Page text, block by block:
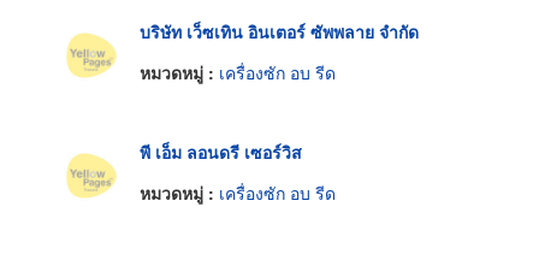
บริษัท เว็ซเทิน อินเตอร์ ซัพพลาย จำกัด
หมวดหมู่ : เครื่องซัก อบ รีด
พี เอ็ม ลอนดรี เซอร์วิส
หมวดหมู่ : เครื่องซัก อบ รีด